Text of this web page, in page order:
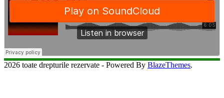
2026 toate drepturile rezervate - Powered By BlazeThemes.